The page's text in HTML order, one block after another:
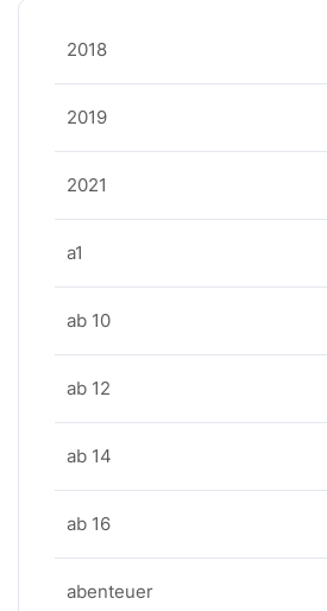
2018
2019
2021
a1
ab 10
ab 12
ab 14
ab 16
abenteuer